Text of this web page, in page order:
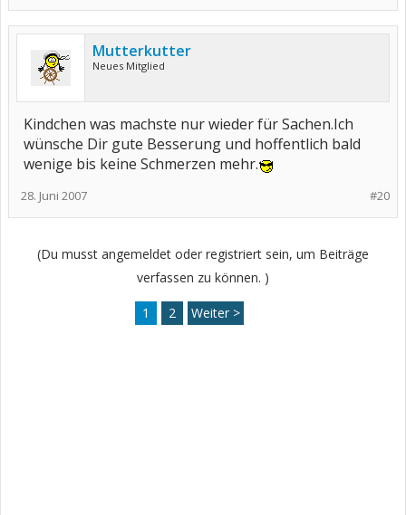
Mutterkutter
Neues Mitglied
Kindchen was machste nur wieder für Sachen.Ich
wünsche Dir gute Besserung und hoffentlich bald
wenige bis keine Schmerzen mehr.
#20
28. Juni 2007
(Du musst angemeldet oder registriert sein, um Beiträge
verfassen zu können. )
1 2 Weiter >